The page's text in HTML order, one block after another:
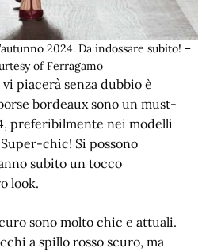
2024. Da indossare subito! –
of Ferragamo
piacerà senza dubbio è
bordeaux sono un must-
preferibilmente nei modelli
chic! Si possono
subito un tocco
look.
sono molto chic e attuali.
a spillo rosso scuro, ma